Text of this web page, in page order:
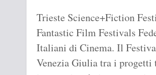
Trieste Science+Fiction
Fantastic Film Festivals
Italiani di Cinema. Il
Venezia Giulia tra i